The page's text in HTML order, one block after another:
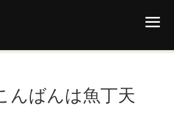
んばんは魚丁天